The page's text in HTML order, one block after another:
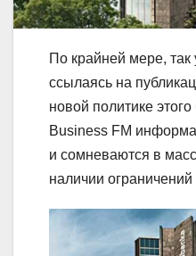
По крайней мере,
ссылаясь на
новой политике
Business FM
и сомневаются в
наличии ограничений